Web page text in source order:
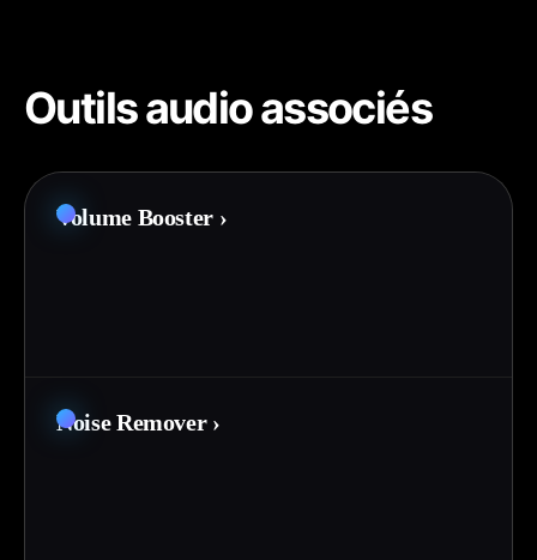
Outils audio associés
Volume Booster ›
Noise Remover ›